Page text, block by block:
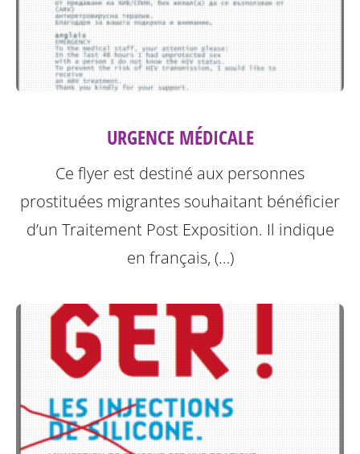
URGENCE MÉDICALE
Ce flyer est destiné aux personnes
prostituées migrantes souhaitant bénéficier
d’un Traitement Post Exposition. Il indique
en français, (…)